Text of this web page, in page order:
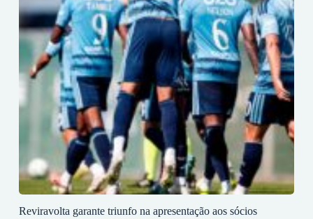
Reviravolta garante triunfo na apresentação aos sócios